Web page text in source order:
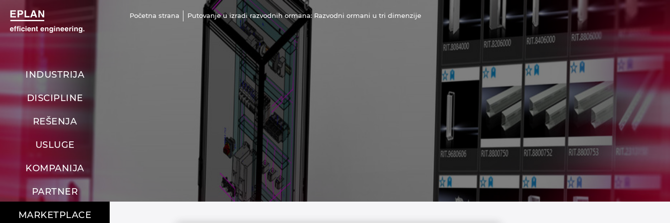
Početna strana Putovanje u izradi razvodnih ormana: Razvodni ormani u tri dimenzije
INDUSTRIJA
DISCIPLINE
REŠENJA
USLUGE
KOMPANIJA
PARTNER
MARKETPLACE